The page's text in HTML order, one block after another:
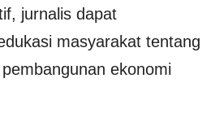
jurnalis dapat
masyarakat tentang
ekonomi